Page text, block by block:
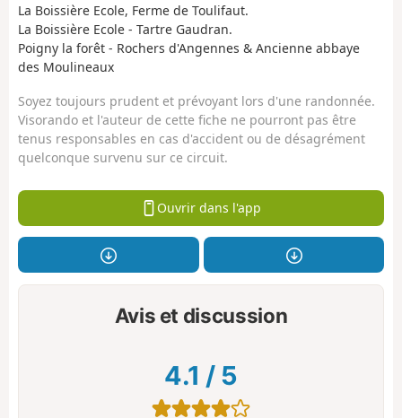
La Boissière Ecole, Ferme de Toulifaut.
La Boissière Ecole - Tartre Gaudran.
Poigny la forêt - Rochers d'Angennes & Ancienne abbaye
des Moulineaux
Soyez toujours prudent et prévoyant lors d'une randonnée.
Visorando et l'auteur de cette fiche ne pourront pas être
tenus responsables en cas d'accident ou de désagrément
quelconque survenu sur ce circuit.
Ouvrir dans l'app
Avis et discussion
4.1 / 5